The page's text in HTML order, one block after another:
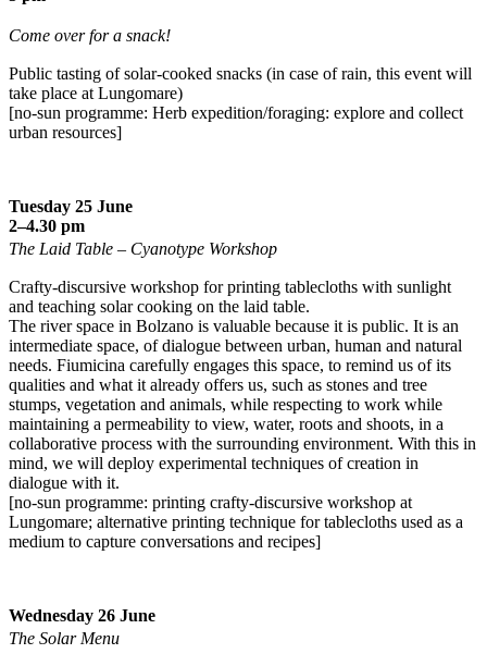
Come over for a snack!
Public tasting of solar-cooked snacks (in case of rain, this event will
take place at Lungomare)
[no-sun programme: Herb expedition/foraging: explore and collect
urban resources]
Tuesday 25 June
2–4.30 pm
The Laid Table – Cyanotype Workshop
Crafty-discursive workshop for printing tablecloths with sunlight
and teaching solar cooking on the laid table.
The river space in Bolzano is valuable because it is public. It is an
intermediate space, of dialogue between urban, human and natural
needs. Fiumicina carefully engages this space, to remind us of its
qualities and what it already offers us, such as stones and tree
stumps, vegetation and animals, while respecting to work while
maintaining a permeability to view, water, roots and shoots, in a
collaborative process with the surrounding environment. With this in
mind, we will deploy experimental techniques of creation in
dialogue with it.
[no-sun programme: printing crafty-discursive workshop at
Lungomare; alternative printing technique for tablecloths used as a
medium to capture conversations and recipes]
Wednesday 26 June
The Solar Menu